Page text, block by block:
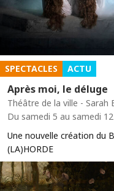
SPECTACLES ACTU
Après moi, le déluge
Théâtre de la ville - Sarah
Du samedi 5 au samedi
Une nouvelle création du
(LA)HORDE